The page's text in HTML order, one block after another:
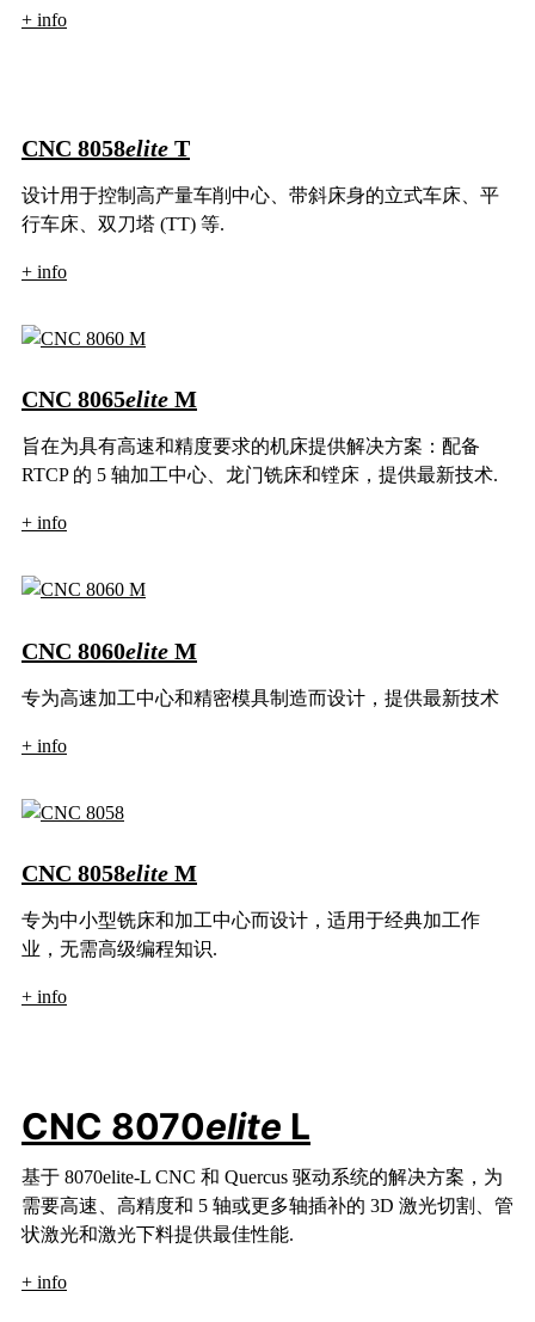
+ info
CNC 8058elite T
设计用于控制高产量车削中心、带斜床身的立式车床、平
行车床、双刀塔 (TT) 等.
+ info
CNC 8065elite M
旨在为具有高速和精度要求的机床提供解决方案：配备
RTCP 的 5 轴加工中心、龙门铣床和镗床，提供最新技术.
+ info
CNC 8060elite M
专为高速加工中心和精密模具制造而设计，提供最新技术
+ info
CNC 8058elite M
专为中小型铣床和加工中心而设计，适用于经典加工作
业，无需高级编程知识.
+ info
CNC 8070elite L
基于 8070elite-L CNC 和 Quercus 驱动系统的解决方案，为
需要高速、高精度和 5 轴或更多轴插补的 3D 激光切割、管
状激光和激光下料提供最佳性能.
+ info